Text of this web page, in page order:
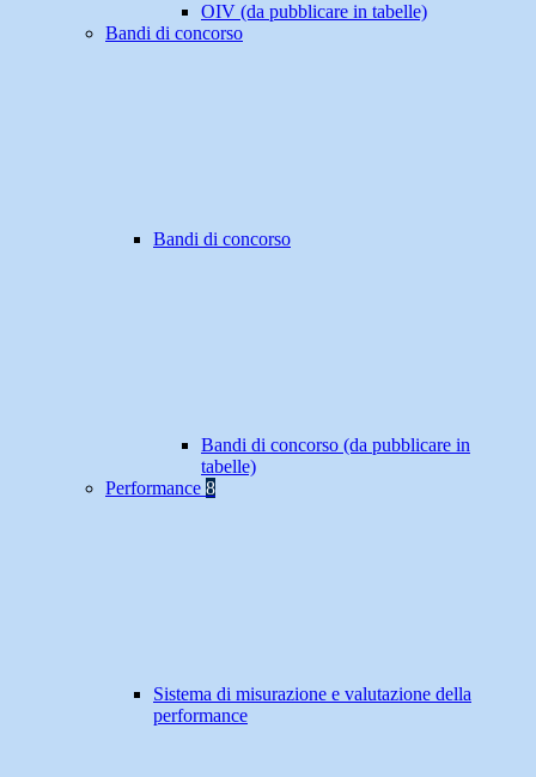
OIV (da pubblicare in tabelle)
Bandi di concorso
Bandi di concorso
Bandi di concorso (da pubblicare in
tabelle)
Performance 8
Sistema di misurazione e valutazione della
performance